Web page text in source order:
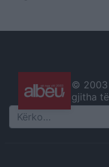
©
gjitha
Search